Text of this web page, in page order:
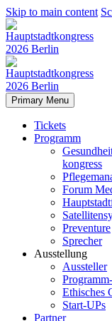
Skip to main content
Primary Menu
Tickets
Programm
kongress
Forum
Preventure
Sprecher
Ausstellung
Aussteller
Ethisches
Start-UPs
Partner